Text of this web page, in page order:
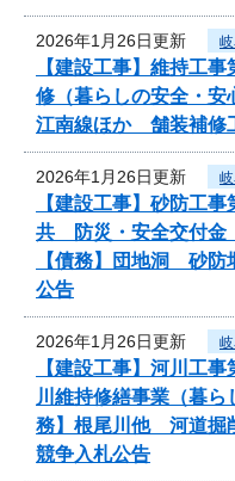
2026年1月26日更新
【建設工事】維持工
修（暮らしの安全・安
江南線ほか 舗装補修
2026年1月26日更新
【建設工事】砂防工
共 防災・安全交付金
【債務】団地洞 砂防
公告
2026年1月26日更新
【建設工事】河川工
川維持修繕事業（暮
務】根尾川他 河道掘
競争入札公告